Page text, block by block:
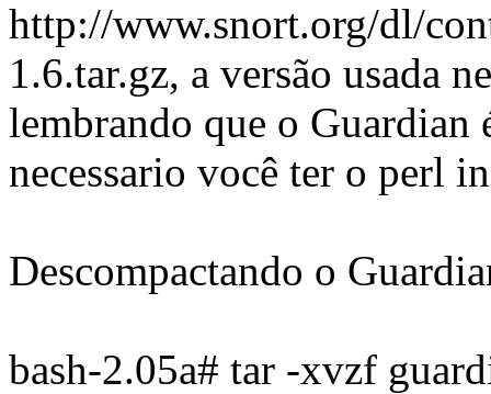
http://www.snort.org/dl/
1.6.tar.gz, a versão usada
lembrando que o Guardian
necessario você ter o perl
Descompactando o
bash-2.05a# tar -xvzf